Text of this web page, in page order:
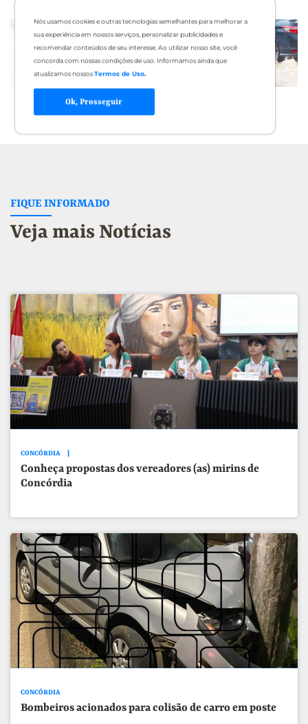
Nós usamos cookies e outras tecnologias semelhantes para melhorar a
sua experiência em nossos serviços, personalizar publicidades e
recomendar conteúdos de seu interesse. Ao utilizar nosso site, você
concorda com nossas condições de uso. Informamos ainda que
atualizamos nossosTermos de Uso.
Ok, Prosseguir
FIQUE INFORMADO
Veja mais Notícias
CONCÓRDIA
Conheça propostas dos vereadores (as) mirins de
Concórdia
CONCÓRDIA
Bombeiros acionados para colisão de carro em poste